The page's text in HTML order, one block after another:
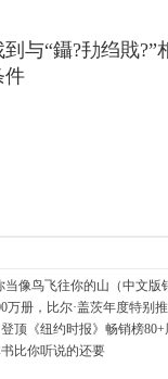
与“鑷?劧绉戝
件